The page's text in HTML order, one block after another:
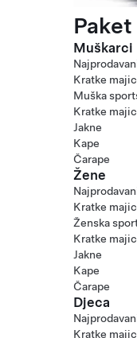
Muškarci
Kratke
Muška
Kratke
Jakne
Kape
Čarape
Žene
Kratke
Ženska
Kratke
Jakne
Kape
Čarape
Djeca
Kratke